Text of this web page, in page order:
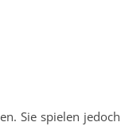
Sie spielen